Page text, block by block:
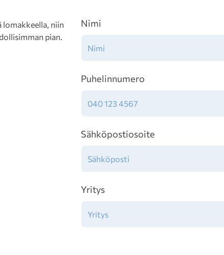
lomakkeella, niin
pian.
Nimi
Puhelinnumero
Sähköpostiosoite
Yritys